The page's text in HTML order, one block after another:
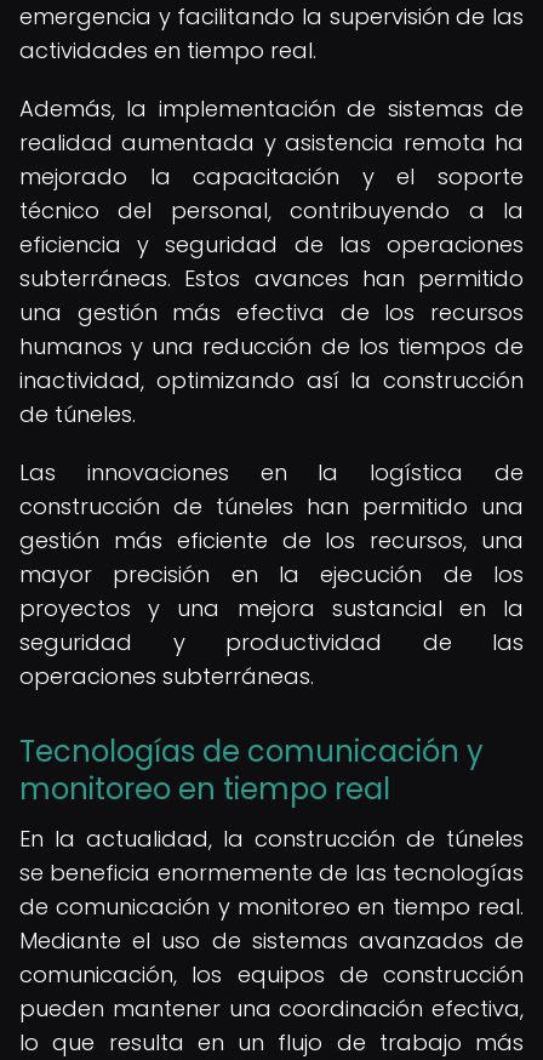
emergencia y facilitando la supervisión de las
actividades en tiempo real.
Además, la implementación de sistemas de
realidad aumentada y asistencia remota ha
mejorado la capacitación y el soporte
técnico del personal, contribuyendo a la
eficiencia y seguridad de las operaciones
subterráneas. Estos avances han permitido
una gestión más efectiva de los recursos
humanos y una reducción de los tiempos de
inactividad, optimizando así la construcción
de túneles.
Las innovaciones en la logística de
construcción de túneles han permitido una
gestión más eficiente de los recursos, una
mayor precisión en la ejecución de los
proyectos y una mejora sustancial en la
seguridad y productividad de las
operaciones subterráneas.
Tecnologías de comunicación y
monitoreo en tiempo real
En la actualidad, la construcción de túneles
se beneficia enormemente de las tecnologías
de comunicación y monitoreo en tiempo real.
Mediante el uso de sistemas avanzados de
comunicación, los equipos de construcción
pueden mantener una coordinación efectiva,
lo que resulta en un flujo de trabajo más